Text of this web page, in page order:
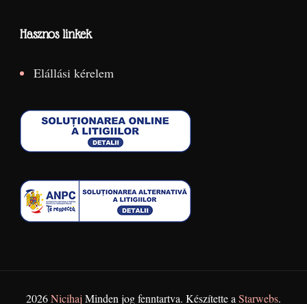
Hasznos linkek
Elállási kérelem
2026Nicihaj Minden jog fenntartva. Készítette a Starwebs.